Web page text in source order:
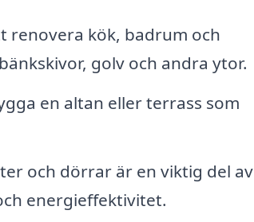
renovera kök, badrum och
golv och andra ytor.
en altan eller terrass som
och dörrar är en viktig del av
energieffektivitet.